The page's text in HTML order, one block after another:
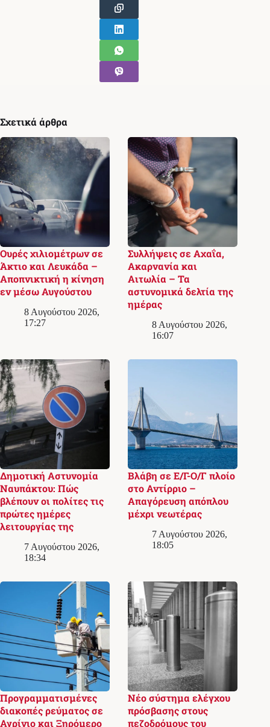
Σχετικά άρθρα
Ουρές χιλιομέτρων σε
Άκτιο και Λευκάδα –
Αποπνικτική η κίνηση
εν μέσω Αυγούστου
8 Αυγούστου 2026,
17:27
Συλλήψεις σε Αχαΐα,
Ακαρνανία και
Αιτωλία – Τα
αστυνομικά δελτία της
ημέρας
8 Αυγούστου 2026,
16:07
Δημοτική Αστυνομία
Ναυπάκτου: Πώς
βλέπουν οι πολίτες τις
πρώτες ημέρες
λειτουργίας της
7 Αυγούστου 2026,
18:34
Βλάβη σε Ε/Γ-Ο/Γ πλοίο
στο Αντίρριο –
Απαγόρευση απόπλου
μέχρι νεωτέρας
7 Αυγούστου 2026,
18:05
Προγραμματισμένες
διακοπές ρεύματος σε
Αγρίνιο και Ξηρόμερο
Νέο σύστημα ελέγχου
πρόσβασης στους
πεζοδρόμους του